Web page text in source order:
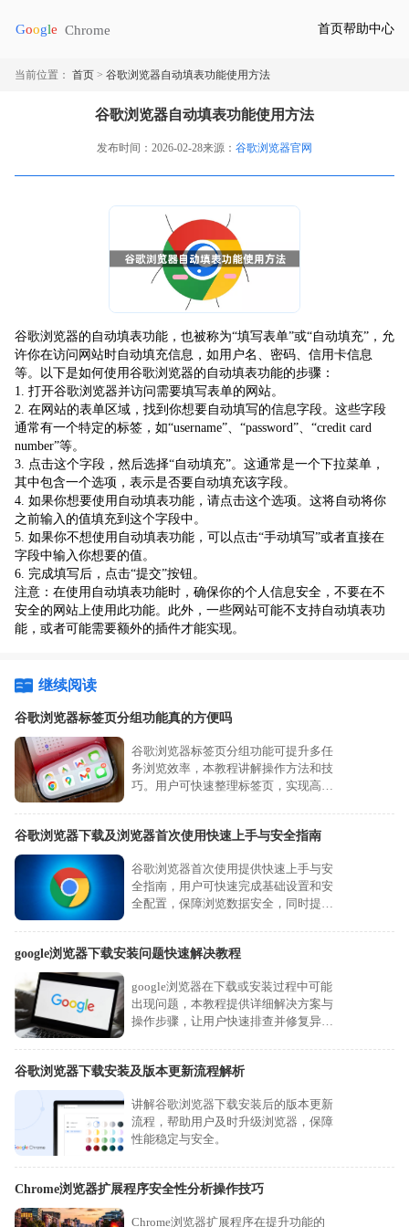
首页帮助中心
当前位置： 首页 > 谷歌浏览器自动填表功能使用方法
谷歌浏览器自动填表功能使用方法
发布时间：2026-02-28来源： 谷歌浏览器官网
谷歌浏览器的自动填表功能，也被称为“填写表单”或“自动填充”，允
许你在访问网站时自动填充信息，如用户名、密码、信用卡信息
等。以下是如何使用谷歌浏览器的自动填表功能的步骤：
1. 打开谷歌浏览器并访问需要填写表单的网站。
2. 在网站的表单区域，找到你想要自动填写的信息字段。这些字段
通常有一个特定的标签，如“username”、“password”、“credit card
number”等。
3. 点击这个字段，然后选择“自动填充”。这通常是一个下拉菜单，
其中包含一个选项，表示是否要自动填充该字段。
4. 如果你想要使用自动填表功能，请点击这个选项。这将自动将你
之前输入的值填充到这个字段中。
5. 如果你不想使用自动填表功能，可以点击“手动填写”或者直接在
字段中输入你想要的值。
6. 完成填写后，点击“提交”按钮。
注意：在使用自动填表功能时，确保你的个人信息安全，不要在不
安全的网站上使用此功能。此外，一些网站可能不支持自动填表功
能，或者可能需要额外的插件才能实现。
继续阅读
谷歌浏览器标签页分组功能真的方便吗
谷歌浏览器标签页分组功能可提升多任
务浏览效率，本教程讲解操作方法和技
巧。用户可快速整理标签页，实现高效
谷歌浏览器下载及浏览器首次使用快速上手与安全指南
谷歌浏览器首次使用提供快速上手与安
全指南，用户可快速完成基础设置和安
全配置，保障浏览数据安全，同时提升
google浏览器下载安装问题快速解决教程
google浏览器在下载或安装过程中可能
出现问题，本教程提供详细解决方案与
操作步骤，让用户快速排查并修复异
谷歌浏览器下载安装及版本更新流程解析
讲解谷歌浏览器下载安装后的版本更新
流程，帮助用户及时升级浏览器，保障
性能稳定与安全。
Chrome浏览器扩展程序安全性分析操作技巧
Chrome浏览器扩展程序在提升功能的